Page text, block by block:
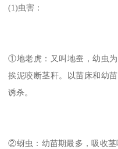
(1)虫害：
①地老虎：又叫地蚕，幼虫
挨泥咬断茎秆。以苗床和幼
诱杀。
②蚜虫：幼苗期最多，吸收茎